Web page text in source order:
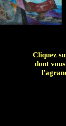
Cliquez
dont